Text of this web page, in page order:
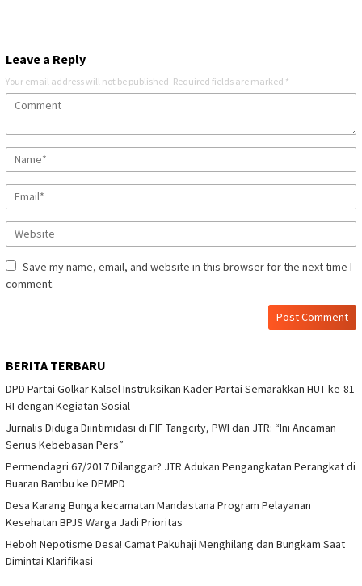
Leave a Reply
Your email address will not be published. Required fields are marked *
Save my name, email, and website in this browser for the next time I
comment.
BERITA TERBARU
DPD Partai Golkar Kalsel Instruksikan Kader Partai Semarakkan HUT ke-81
RI dengan Kegiatan Sosial
Jurnalis Diduga Diintimidasi di FIF Tangcity, PWI dan JTR: “Ini Ancaman
Serius Kebebasan Pers”
Permendagri 67/2017 Dilanggar? JTR Adukan Pengangkatan Perangkat di
Buaran Bambu ke DPMPD
Desa Karang Bunga kecamatan Mandastana Program Pelayanan
Kesehatan BPJS Warga Jadi Prioritas
Heboh Nepotisme Desa! Camat Pakuhaji Menghilang dan Bungkam Saat
Dimintai Klarifikasi